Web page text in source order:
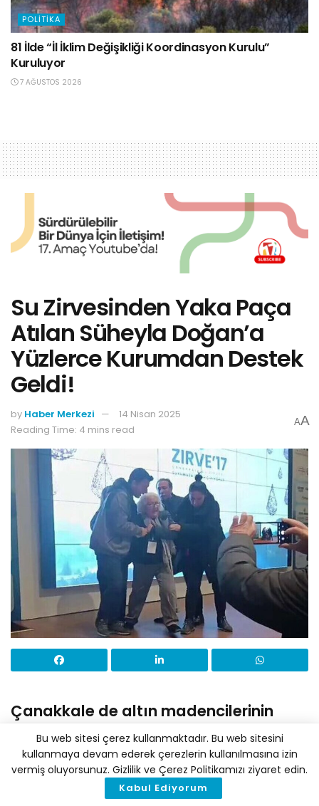
POLITIKA
81 İlde “İl İklim Değişikliği Koordinasyon Kurulu”
Kuruluyor
7 AĞUSTOS 2026
Su Zirvesinden Yaka Paça
Atılan Süheyla Doğan’a
Yüzlerce Kurumdan Destek
Geldi!
by Haber Merkezi
14 Nisan 2025
Reading Time: 4 mins read
AA
Çanakkale de altın madencilerinin
sponsorluğunda yapılan Su Zirvesi’ni
protesto eden Kazdağları Doğal ve
Kültürel Varlıkları Koruma Derneği
Başkanı Süheyla Doğan’ın yaka paça
Bu web sitesi çerez kullanmaktadır. Bu web sitesini
kullanmaya devam ederek çerezlerin kullanılmasına izin
vermiş oluyorsunuz. Gizlilik ve Çerez Politikamızı ziyaret edin.
Kabul Ediyorum